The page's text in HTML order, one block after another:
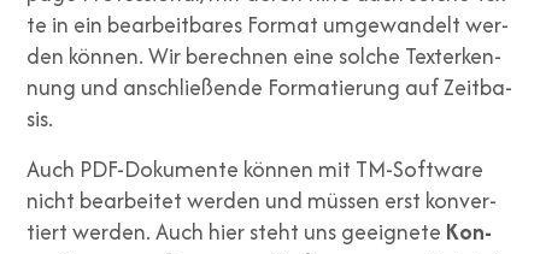
te in ein bear­beit­ba­res For­mat umge­wan­delt wer­
den kön­nen. Wir berech­nen eine sol­che Tex­terken­
nung und anschlie­ßen­de For­ma­tie­rung auf Zeit­ba­
sis.
Auch PDF-Doku­men­te kön­nen mit TM-Soft­ware
nicht bear­bei­tet wer­den und müs­sen erst kon­ver­
tiert wer­den. Auch hier steht uns geeig­ne­te Kon­